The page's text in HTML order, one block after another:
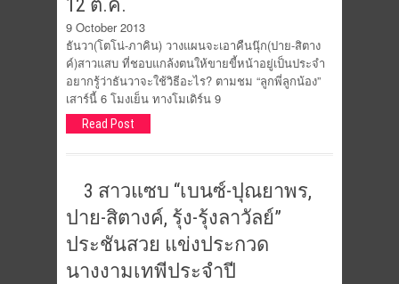
12 ต.ค.
9 October 2013
ธันวา(โตโน่-ภาคิน) วางแผนจะเอาคืนนุ๊ก(ปาย-สิตาง
ค์)สาวแสบ ที่ชอบแกล้งตนให้ขายขี้หน้าอยู่เป็นประจำ
อยากรู้ว่าธันวาจะใช้วิธีอะไร? ตามชม “ลูกพี่ลูกน้อง”
เสาร์นี้ 6 โมงเย็น ทางโมเดิร์น 9
Read Post
3 สาวแซบ “เบนซ์-ปุณยาพร,
ปาย-สิตางค์, รุ้ง-รุ้งลาวัลย์”
ประชันสวย แข่งประกวด
นางงามเทพีประจำปี